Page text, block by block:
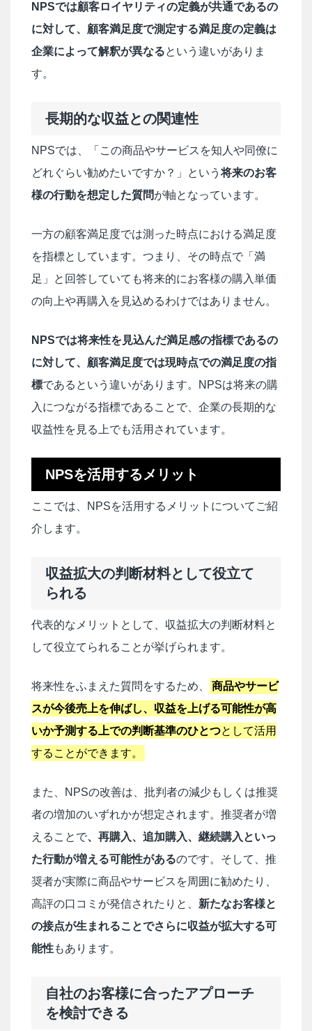
NPSでは顧客ロイヤリティの定義が共通であるの
に対して、顧客満足度で測定する満足度の定義は
企業によって解釈が異なるという違いがありま
す。
長期的な収益との関連性
NPSでは、「この商品やサービスを知人や同僚に
どれぐらい勧めたいですか？」という将来のお客
様の行動を想定した質問が軸となっています。
一方の顧客満足度では測った時点における満足度
を指標としています。つまり、その時点で「満
足」と回答していても将来的にお客様の購入単価
の向上や再購入を見込めるわけではありません。
NPSでは将来性を見込んだ満足感の指標であるの
に対して、顧客満足度では現時点での満足度の指
標であるという違いがあります。NPSは将来の購
入につながる指標であることで、企業の長期的な
収益性を見る上でも活用されています。
NPSを活用するメリット
ここでは、NPSを活用するメリットについてご紹
介します。
収益拡大の判断材料として役立て
られる
代表的なメリットとして、収益拡大の判断材料と
して役立てられることが挙げられます。
将来性をふまえた質問をするため、
商品やサービ
スが今後売上を伸ばし、収益を上げる可能性が高
いか予測する上での判断基準のひとつとして活用
することができます。
また、NPSの改善は、批判者の減少もしくは推奨
者の増加のいずれかが想定されます。推奨者が増
えることで、再購入、追加購入、継続購入といっ
た行動が増える可能性があるのです。そして、推
奨者が実際に商品やサービスを周囲に勧めたり、
高評の口コミが発信されたりと、 新たなお客様と
の接点が生まれることでさらに収益が拡大する可
能性もあります。
自社のお客様に合ったアプローチ
を検討できる